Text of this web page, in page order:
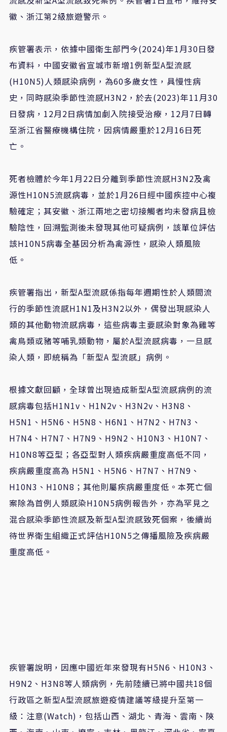
徽、浙江第2級旅遊警示。
疾管署表示，依據中國衛生部門今(2024)年1月30日發
布資料，中國安徽省宣城市新增1例新型A型流感
(H10N5)人類感染病例，為60多歲女性，具慢性病
史，同時感染季節性流感H3N2 ，於去(2023)年11月30
日發病， 12月2日病情加劇入院接受治療， 12月7日轉
至浙江省醫療機構住院，因病情嚴重於12月16日死
亡。
死者檢體於今年1月22日分離到季節性流感H3N2及禽
源性H10N5流感病毒，並於1月26日經中國疾控中心複
驗確定；其安徽、浙江兩地之密切接觸者均未發病且檢
驗陰性，回溯監測後未發現其他可疑病例，該單位評估
該H10N5病毒全基因分析為禽源性，感染人類風險
低。
疾管署指出，新型A型流感係指每年週期性於人類間流
行的季節性流感H1N1及H3N2以外，偶發出現感染人
類的其他動物流感病毒，這些病毒主要感染對象為雞等
禽鳥類或豬等哺乳類動物，屬於A型流感病毒，一旦感
染人類，即統稱為「新型A 型流感」病例。
根據文獻回顧，全球曾出現造成新型A型流感病例的流
感病毒包括H1N1v 、 H1N2v 、 H3N2v 、 H3N8 、
H5N1 、 H5N6 、 H5N8 、 H6N1 、 H7N2 、 H7N3 、
H7N4 、 H7N7 、 H7N9 、 H9N2 、 H10N3 、 H10N7 、
H10N8等亞型；各亞型對人類疾病嚴重度高低不同，
疾病嚴重度高為 H5N1 、 H5N6 、 H7N7 、 H7N9 、
H10N3 、 H10N8 ；其他則屬疾病嚴重度低。本死亡個
案除為首例人類感染H10N5病例報告外，亦為罕見之
混合感染季節性流感及新型A型流感致死個案，後續尚
待世界衛生組織正式評估H10N5之傳播風險及疾病嚴
重度高低。
疾管署說明，因應中國近年來發現有H5N6 、 H10N3 、
H9N2 、 H3N8等人類病例，先前陸續已將中國共18個
行政區之新型A型流感旅遊疫情建議等級提升至第一
級：注意(Watch) ，包括山西、湖北、青海、雲南、陝